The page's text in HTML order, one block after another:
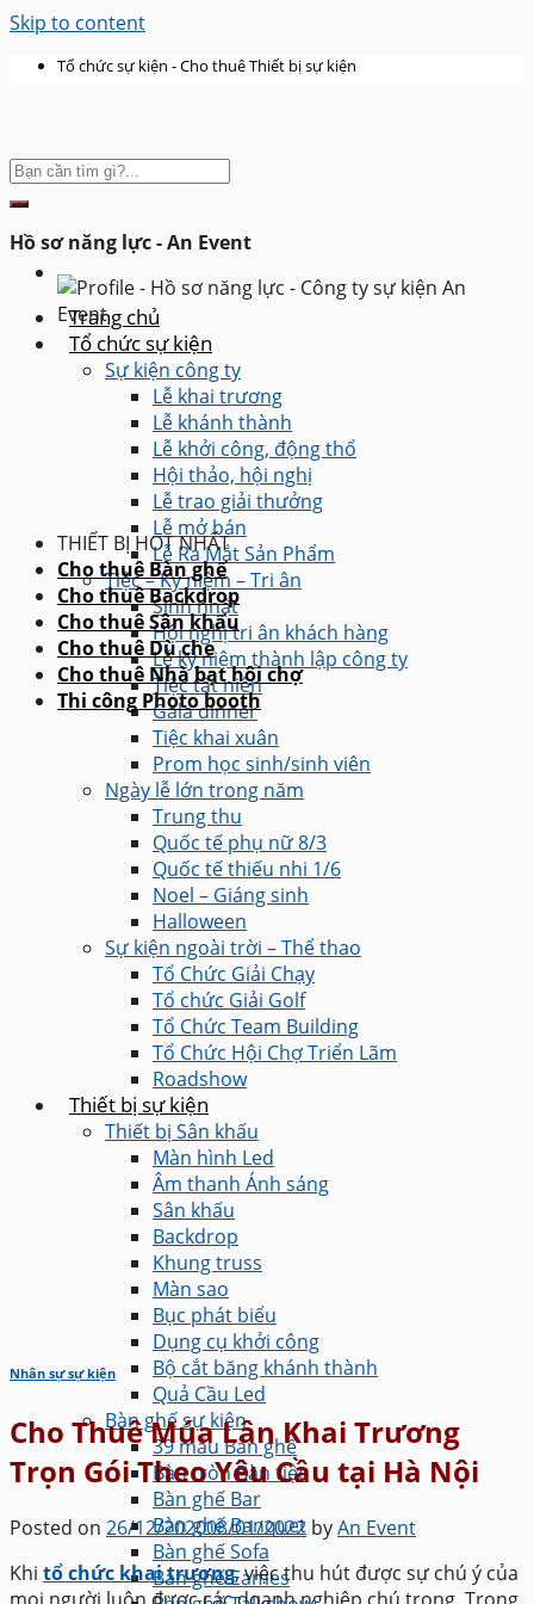
Skip to content
Tổ chức sự kiện - Cho thuê Thiết bị sự kiện
Trang chủ
Tổ chức sự kiện
Sự kiện công ty
Lễ khai trương
Lễ khánh thành
Lễ khởi công, động thổ
Hội thảo, hội nghị
Lễ trao giải thưởng
Lễ mở bán
Lễ Ra Mắt Sản Phẩm
Tiệc – Kỷ niệm – Tri ân
Sinh nhật
Hội nghị tri ân khách hàng
Lễ kỷ niệm thành lập công ty
Tiệc tất niên
Gala dinner
Tiệc khai xuân
Prom học sinh/sinh viên
Ngày lễ lớn trong năm
Trung thu
Quốc tế phụ nữ 8/3
Quốc tế thiếu nhi 1/6
Noel – Giáng sinh
Halloween
Sự kiện ngoài trời – Thể thao
Tổ Chức Giải Chạy
Tổ chức Giải Golf
Tổ Chức Team Building
Tổ Chức Hội Chợ Triển Lãm
Roadshow
Thiết bị sự kiện
Thiết bị Sân khấu
Màn hình Led
Âm thanh Ánh sáng
Sân khấu
Backdrop
Khung truss
Màn sao
Bục phát biểu
Dụng cụ khởi công
Bộ cắt băng khánh thành
Quả Cầu Led
Bàn ghế sự kiện
39 mẫu Bàn ghế
Bàn tròn Bàn tiệc
Bàn ghế Bar
Bàn ghế Banquet
Bàn ghế Sofa
Bàn ghế Eames
Hồ sơ năng lực - An Event
THIẾT BỊ HOT NHẤT
Cho thuê Bàn ghế
Cho thuê Backdrop
Cho thuê Sân khấu
Cho thuê Dù che
Cho thuê Nhà bạt hội chợ
Thi công Photo booth
Nhân sự sự kiện
Cho Thuê Múa Lân Khai Trương
Trọn Gói Theo Yêu Cầu tại Hà Nội
Posted on 26/12/202008/01/2022 byAn Event
Khi tổ chức khai trương, việc thu hút được sự chú ý của